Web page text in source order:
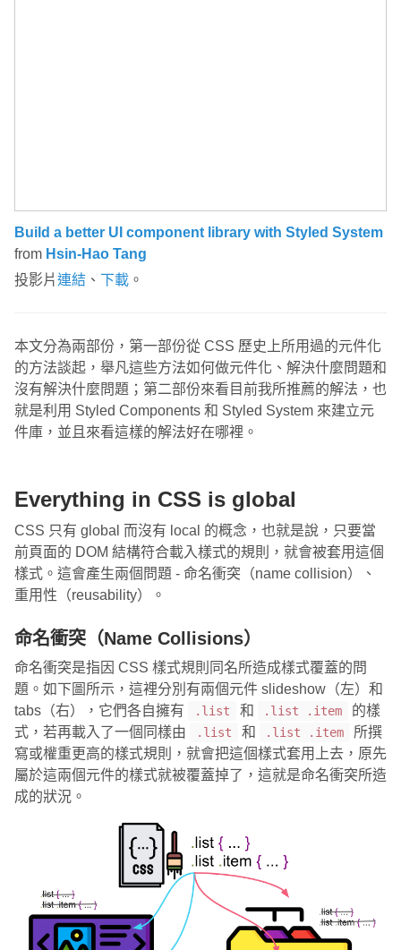
Build a better UI component library with Styled System
from Hsin-Hao Tang
投影片連結 、 下載 。
本文分為兩部份，第一部份從 CSS 歷史上所用過的元件化
的方法談起，舉凡這些方法如何做元件化、解決什麼問題和
沒有解決什麼問題；第二部份來看目前我所推薦的解法，也
就是利用 Styled Components 和 Styled System 來建立元
件庫，並且來看這樣的解法好在哪裡。
Everything in CSS is global
CSS 只有 global 而沒有 local 的概念，也就是說，只要當
前頁面的 DOM 結構符合載入樣式的規則，就會被套用這個
樣式。這會產生兩個問題 - 命名衝突（name collision）、
重用性（reusability）。
命名衝突（Name Collisions）
命名衝突是指因 CSS 樣式規則同名所造成樣式覆蓋的問
題。如下圖所示，這裡分別有兩個元件 slideshow（左）和
tabs（右），它們各自擁有
.list 和 .list .item
的樣
式，若再載入了一個同樣由
.list 和 .list .item
所撰
寫或權重更高的樣式規則，就會把這個樣式套用上去，原先
屬於這兩個元件的樣式就被覆蓋掉了，這就是命名衝突所造
成的狀況。